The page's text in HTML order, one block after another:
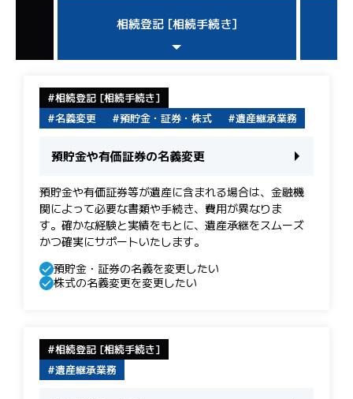
相続登記 [相続手続き]
相続登記 [相続手続き]
名義変更
預貯金・証券・株式 遺産継承業務
預貯金や有価証券の名義変更
預貯金や有価証券等が遺産に含まれる場合は、金融機
関によって必要な書類や手続き、費用が異なりま
す。 確かな経験と実績をもとに、遺産承継をスムーズ
かつ確実にサポートいたします。
預貯金・証券の名義を変更したい
株式の名義変更を変更したい
相続登記 [相続手続き]
遺産継承業務